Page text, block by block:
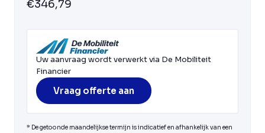
€346,79
Uw aanvraag wordt verwerkt via De Mobiliteit
Financier
Vraag offerte aan
* De getoonde maandelijkse termijn is indicatief en afhankelijk van een